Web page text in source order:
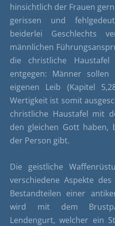
hinsichtlich der Frauen
gerissen und
beiderlei Geschlechts
männlichen
die christliche
entgegen: Männer
eigenen Leib (Kapitel
Wertigkeit ist somit
christliche Haustafel mit
den gleichen Gott haben,
der Person gibt.
Die geistliche
verschiedene Aspekte
Bestandteilen einer
wird mit dem
Lendengurt, welcher ein